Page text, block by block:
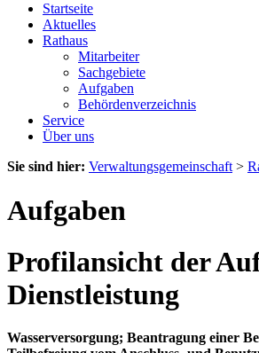
Startseite
Aktuelles
Rathaus
Mitarbeiter
Sachgebiete
Aufgaben
Behördenverzeichnis
Service
Über uns
Sie sind hier: Verwaltungsgemeinschaft >
Aufgaben
Profilansicht der
Dienstleistung
Wasserversorgung; Beantragung einer